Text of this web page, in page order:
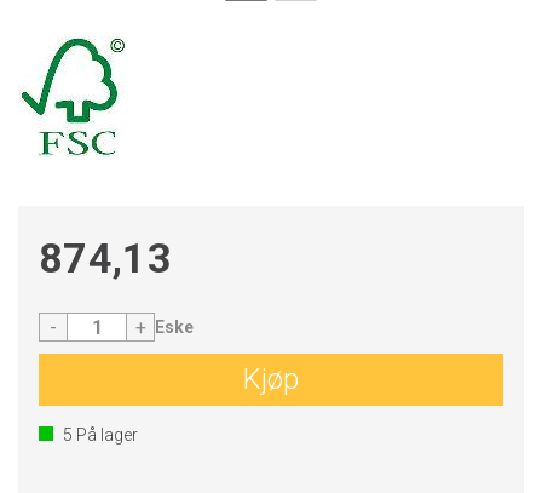
874,13
- + Eske
Kjøp
5 På lager